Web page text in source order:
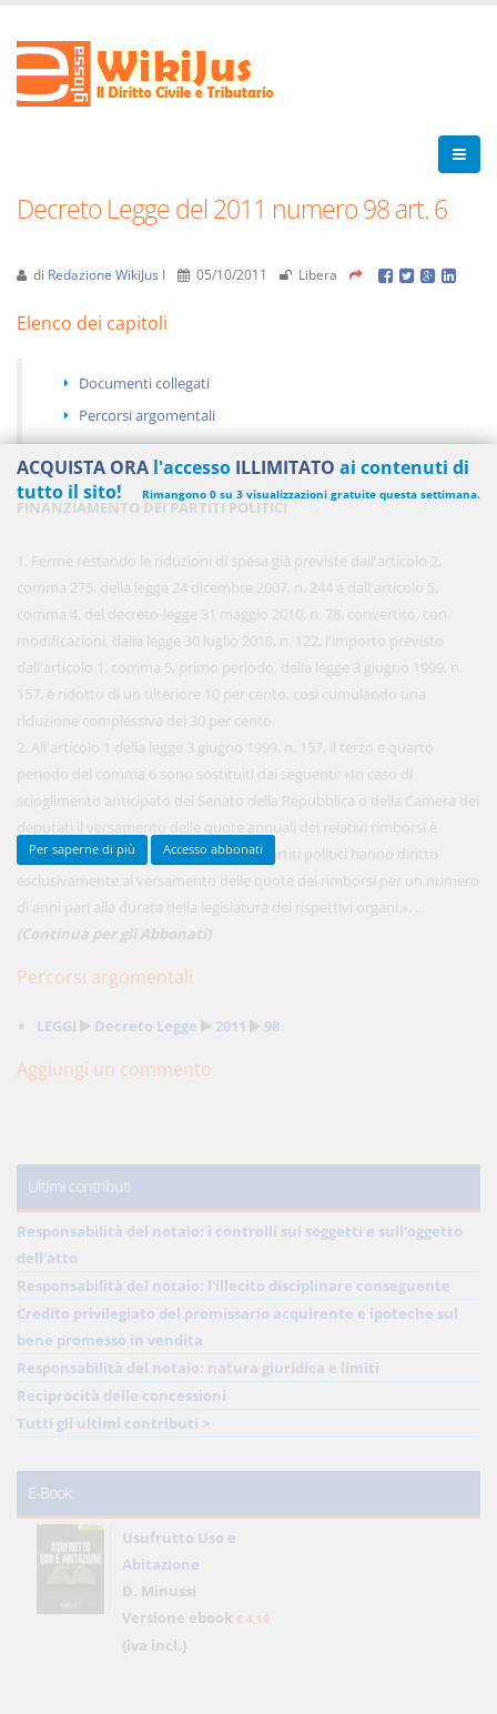
Decreto Legge del 2011 numero 98 art. 6
di Redazione WikiJus I 05/10/2011 Libera
Elenco dei capitoli
Documenti collegati
Percorsi argomentali
FINANZIAMENTO DEI PARTITI POLITICI
1. Ferme restando le riduzioni di spesa già previste dall'articolo 2,
comma 275, della legge 24 dicembre 2007, n. 244 e dall'articolo 5,
comma 4, del decreto-legge 31 maggio 2010, n. 78, convertito, con
modificazioni, dalla legge 30 luglio 2010, n. 122, l'importo previsto
dall'articolo 1, comma 5, primo periodo, della legge 3 giugno 1999, n.
157, è ridotto di un ulteriore 10 per cento, così cumulando una
riduzione complessiva del 30 per cento.
2. All'articolo 1 della legge 3 giugno 1999, n. 157, il terzo e quarto
periodo del comma 6 sono sostituiti dai seguenti: «In caso di
scioglimento anticipato del Senato della Repubblica o della Camera dei
deputati il versamento delle quote annuali dei relativi rimborsi è
interrotto. In tale caso i movimenti o partiti politici hanno diritto
esclusivamente al versamento delle quote dei rimborsi per un numero
di anni pari alla durata della legislatura dei rispettivi organi.». ...
(Continua per gli Abbonati)
Percorsi argomentali
LEGGI Decreto Legge 2011 98
Aggiungi un commento
Ultimi contributi
Responsabilità del notaio: i controlli sui soggetti e sull'oggetto
dell'atto
Responsabilità del notaio: l'illecito disciplinare conseguente
Credito privilegiato del promissario acquirente e ipoteche sul
bene promesso in vendita
Responsabilità del notaio: natura giuridica e limiti
Reciprocità delle concessioni
Tutti gli ultimi contributi >
E-Book
Usufrutto Uso e
Abitazione
D. Minussi
Versione ebook € 4,19
(iva incl.)
ACQUISTA ORA l'accesso ILLIMITATO ai contenuti di
tutto il sito!
Rimangono 0 su 3 visualizzazioni gratuite questa settimana.
450,00 € ANNUALI
anziché570.00€,risparmi il 21%!
Acquista ora
48,00 € MENSILI
Acquista ora
Per saperne di più Accesso abbonati